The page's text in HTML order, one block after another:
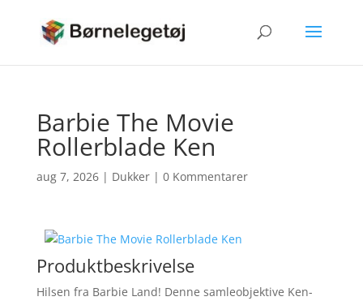
Barbie The Movie
Rollerblade Ken
aug 7, 2026| Dukker| 0 Kommentarer
Produktbeskrivelse
Hilsen fra Barbie Land! Denne samleobjektive Ken-